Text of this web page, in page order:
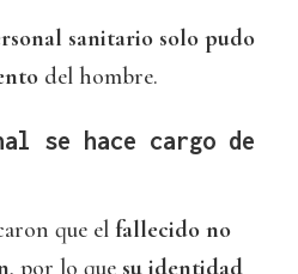
sanitario solo pudo
del hombre.
se hace cargo de
que el fallecido no
, por lo que su identidad